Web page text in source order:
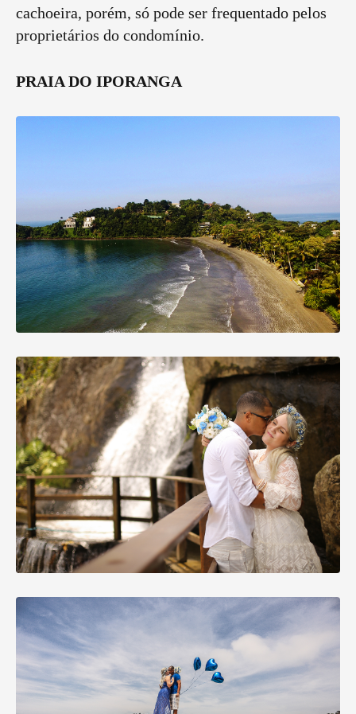
cachoeira, porém, só pode ser frequentado pelos
proprietários do condomínio.
PRAIA DO IPORANGA